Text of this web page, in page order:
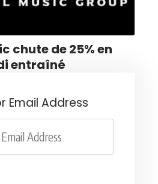
chute de 25% en
entraîné
Email Address